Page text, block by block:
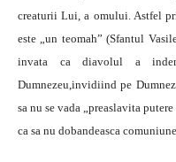
creaturii Lui, a omului. Astfel
este „un teomah” (Sfantul
invata ca diavolul a
Dumnezeu,invidiind pe
sa nu se vada „preaslavita
ca sa nu dobandeasca